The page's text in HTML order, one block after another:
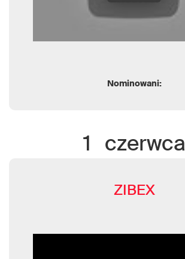
Nominowani:
1 czerwca
ZIBEX